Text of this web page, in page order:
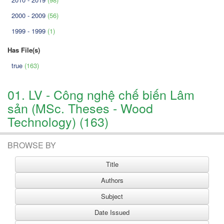
2000 - 2009 (56)
1999 - 1999 (1)
Has File(s)
true (163)
01. LV - Công nghệ chế biến Lâm
sản (MSc. Theses - Wood
Technology) (163)
BROWSE BY